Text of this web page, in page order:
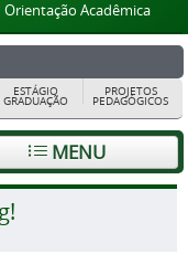
Orientação Acadêmica
ESTÁGIO
GRADUAÇÃO
PROJETOS
PEDAGÓGICOS
MENU